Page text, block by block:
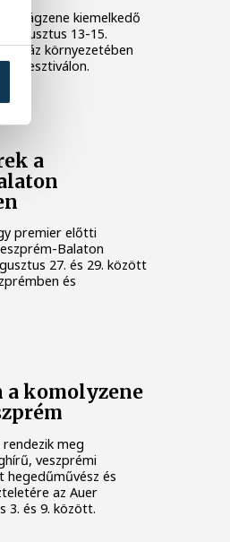
világzene kiemelkedő
augusztus 13-15.
ház környezetében
Fesztiválon.
a
premier előtti
Balaton
27. és 29. között
és
a komolyzene
meg
veszprémi
hegedűművész és
az Auer
3. és 9. között.